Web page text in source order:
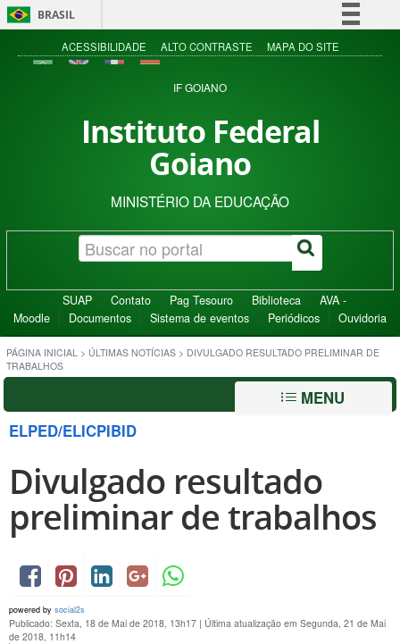
BRASIL
Simplifique!
Acesso à informação
ACESSIBILIDADE ALTO CONTRASTE MAPA DO SITE
IF GOIANO
Instituto Federal
Goiano
MINISTÉRIO DA EDUCAÇÃO
SUAP Contato Pag Tesouro Biblioteca
AVA -
Moodle
Documentos Sistema de eventos Periódicos Ouvidoria
PÁGINA INICIAL > ÚLTIMAS NOTÍCIAS > DIVULGADO RESULTADO PRELIMINAR DE
TRABALHOS
MENU
ELPED/ELICPIBID
Divulgado resultado
preliminar de trabalhos
powered by social2s
Publicado: Sexta, 18 de Mai de 2018, 13h17 | Última atualização em Segunda, 21 de Mai
de 2018, 11h14